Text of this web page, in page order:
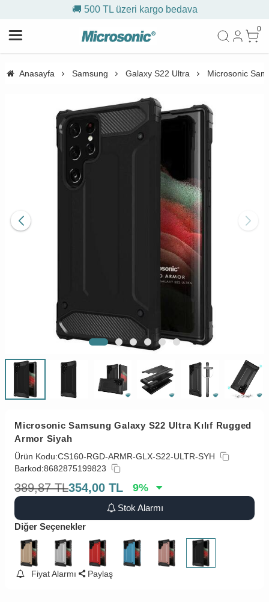
🚚 500 TL üzeri kargo bedava
0
Anasayfa Samsung Galaxy S22 Ultra Microsonic
Microsonic Samsung Galaxy S22 Ultra Kılıf Rugged
Armor Siyah
Ürün Kodu:CS160-RGD-ARMR-GLX-S22-ULTR-SYH
Barkod:8682875199823
389,87 TL354,00 TL 9%
Stok Alarmı
Diğer Seçenekler
Fiyat Alarmı Paylaş